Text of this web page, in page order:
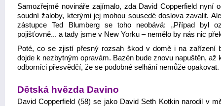
Samozřejmě novináře zajímalo, zda David Copperfield nyní
soudní žaloby, kterými jej mohou sousedé doslova zavalit.
zástupce Ted Blumberg se toho neobává: „Případ byl
pojišťovně... a tady jsme v New Yorku – nemělo by nás nic
Poté, co se zjistí přesný rozsah škod v domě i na zařízení
dojde k nezbytným opravám. Bazén bude znovu napuštěn, až
odborníci přesvědčí, že se podobné selhání nemůže opakovat.
Dětská hvězda Davino
David Copperfield (58) se jako David Seth Kotkin narodil v